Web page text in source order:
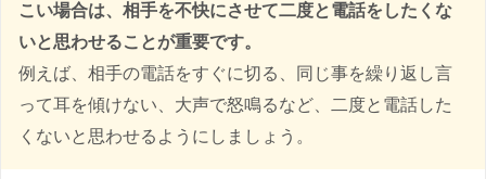
こい場合は、相手を不快にさせて二度と電話をしたくな
いと思わせることが重要です。
例えば、相手の電話をすぐに切る、同じ事を繰り返し言
って耳を傾けない、大声で怒鳴るなど、二度と電話した
くないと思わせるようにしましょう。